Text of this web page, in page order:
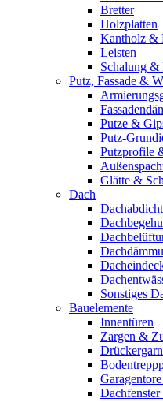
Bretter
Holzplatten
Kantholz &
Leisten
Schalung &
Putz, Fassade &
Putze &
Putz-
Putzprofile
Glätte &
Dach
Sonstiges
Bauelemente
Innentüren
Zargen &